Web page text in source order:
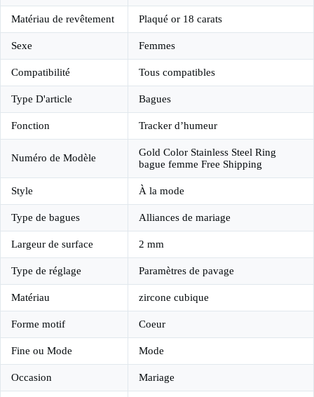
Matériau de revêtement Plaqué or 18 carats
Sexe Femmes
Compatibilité Tous compatibles
Type D'article Bagues
Fonction Tracker d’humeur
Numéro de Modèle
Gold Color Stainless Steel Ring
bague femme Free Shipping
Style À la mode
Type de bagues Alliances de mariage
Largeur de surface 2 mm
Type de réglage Paramètres de pavage
Matériau zircone cubique
Forme motif Coeur
Fine ou Mode Mode
Occasion Mariage